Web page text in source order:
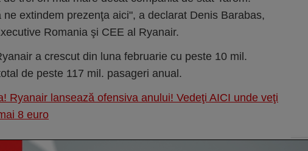
ne extindem prezenţa aici", a declarat Denis Barabas,
Romania şi CEE al Ryanair.
a crescut din luna februarie cu peste 10 mil.
de peste 117 mil. pasageri anual.
Ryanair lansează ofensiva anului! Vedeţi AICI unde veţi
8 euro